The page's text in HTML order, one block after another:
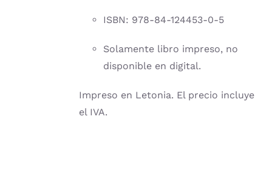
ISBN: 978-84-124453-0-5
Solamente libro impreso, no
disponible en digital.
Impreso en Letonia. El precio incluye
el IVA.